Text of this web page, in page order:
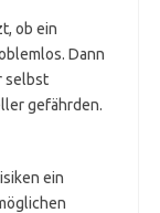
ob ein
Dann
selbst
gefährden.
ein